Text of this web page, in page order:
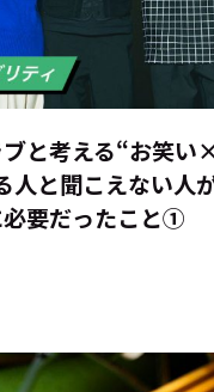
と考える“お笑い
る人と聞こえない
要だったこと①